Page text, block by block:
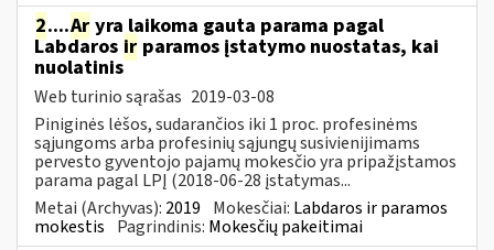
2....Ar yra laikoma gauta parama pagal
Labdaros ir paramos įstatymo nuostatas, kai
nuolatinis
Web turinio sąrašas 2019-03-08
Piniginės lėšos, sudarančios iki 1 proc. profesinėms
sąjungoms arba profesinių sąjungų susivienijimams
pervesto gyventojo pajamų mokesčio yra pripažįstamos
parama pagal LPĮ (2018-06-28 įstatymas...
Metai (Archyvas): 2019 Mokesčiai: Labdaros ir paramos
mokestis Pagrindinis: Mokesčių pakeitimai